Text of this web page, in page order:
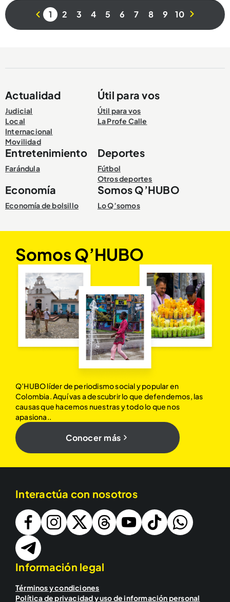
1 2 3 4 5 6 7 8 9 10
Actualidad
Judicial
Local
Internacional
Movilidad
Útil para vos
Útil para vos
La Profe Calle
Entretenimiento
Farándula
Deportes
Fútbol
Otros deportes
Economía
Economía de bolsillo
Somos Q’HUBO
Lo Q’somos
Somos Q’HUBO
Q’HUBO líder de periodismo social y popular en
Colombia. Aquí vas a descubrir lo que defendemos, las
causas que hacemos nuestras y todo lo que nos
apasiona..
Conocer más
Interactúa con nosotros
Información legal
Términos y condiciones
Política de privacidad y uso de información personal